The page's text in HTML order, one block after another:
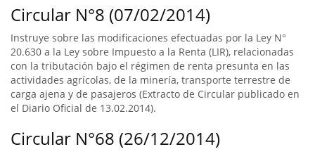
Circular N°8 (07/02/2014)
Instruye sobre las modificaciones efectuadas por la Ley N°
20.630 a la Ley sobre Impuesto a la Renta (LIR), relacionadas
con la tributación bajo el régimen de renta presunta en las
actividades agrícolas, de la minería, transporte terrestre de
carga ajena y de pasajeros (Extracto de Circular publicado en
el Diario Oficial de 13.02.2014).
Circular N°68 (26/12/2014)